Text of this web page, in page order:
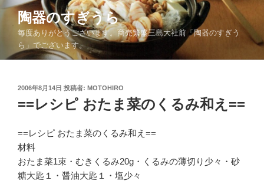
コ
ツ
陶器のすぎうら
毎度ありがとうございます。商売繁盛三島大社前「陶器のすぎう
ら」でございます。
投
日:
2006年8月14日 投稿者: MOTOHIRO
==レシピ おたま菜のくるみ和え==
==レシピ おたま菜のくるみ和え==
材料
おたま菜1束・むきくるみ20g・くるみの薄切り少々・砂
糖大匙１・醤油大匙１・塩少々